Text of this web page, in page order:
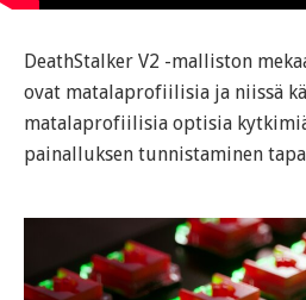
DeathStalker V2 -malliston
ovat matalaprofiilisia ja niissä
matalaprofiilisia optisia
painalluksen tunnistaminen